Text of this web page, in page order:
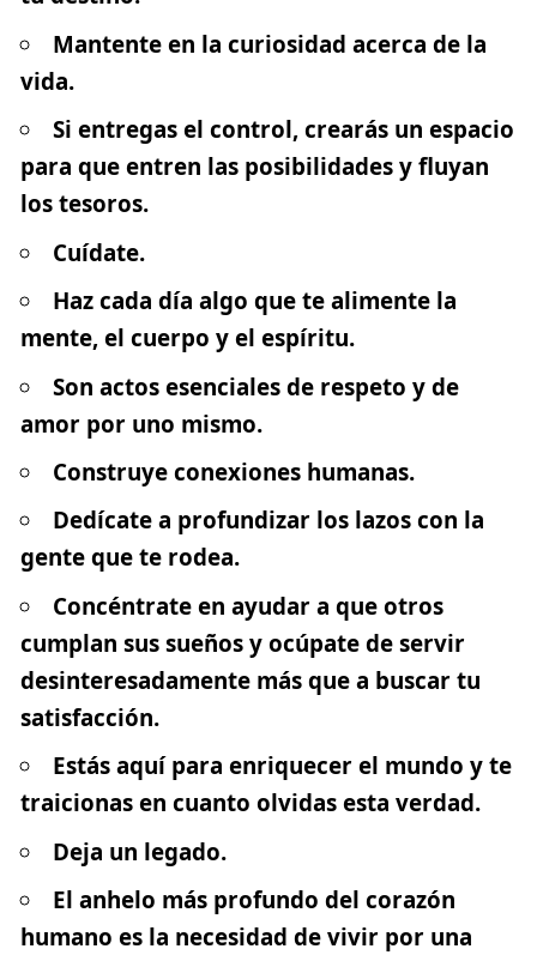
Mantente en la curiosidad acerca de la
vida.
Si entregas el control, crearás un espacio
para que entren las posibilidades y fluyan
los tesoros.
Cuídate.
Haz cada día algo que te alimente la
mente, el cuerpo y el espíritu.
Son actos esenciales de respeto y de
amor por uno mismo.
Construye conexiones humanas.
Dedícate a profundizar los lazos con la
gente que te rodea.
Concéntrate en ayudar a que otros
cumplan sus sueños y ocúpate de servir
desinteresadamente más que a buscar tu
satisfacción.
Estás aquí para enriquecer el mundo y te
traicionas en cuanto olvidas esta verdad.
Deja un legado.
El anhelo más profundo del corazón
humano es la necesidad de vivir por una